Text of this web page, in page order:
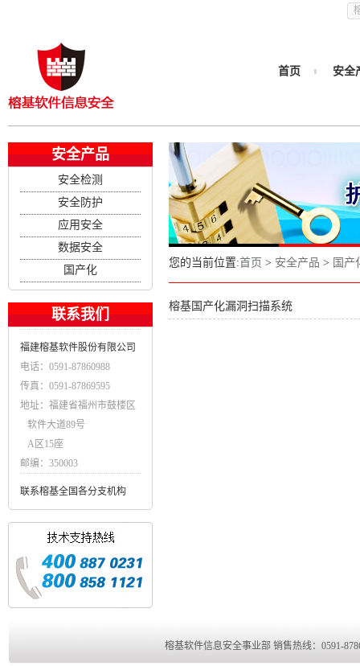
首页 安全
安全产品
安全检测
安全防护
应用安全
数据安全
国产化
联系我们
福建榕基软件股份有限公司
电话：0591-87860988
传真：0591-87869595
地址：福建省福州市鼓楼区
软件大道89号
A区15座
邮编：350003
联系榕基全国各分支机构
您的当前位置:首页 > 安全产品 > 国产
榕基国产化漏洞扫描系统
榕基软件信息安全事业部 销售热线：0591-